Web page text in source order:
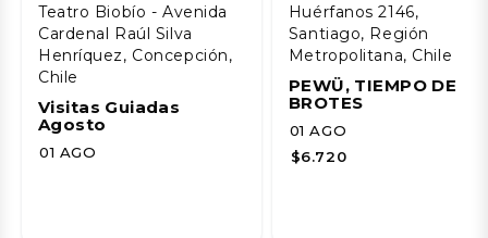
Teatro Biobío - Avenida
Cardenal Raúl Silva
Henríquez, Concepción,
Chile
Visitas Guiadas
Agosto
01 AGO
Huérfanos 2146,
Santiago, Región
Metropolitana, Chile
PEWÜ, TIEMPO DE
BROTES
01 AGO
$6.720